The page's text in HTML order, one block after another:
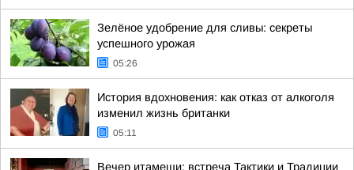
Зелёное удобрение для сливы: секреты
успешного урожая
05:26
История вдохновения: как отказ от алкоголя
изменил жизнь британки
05:11
Вечер итамеши: встреча Тактики и Традиции